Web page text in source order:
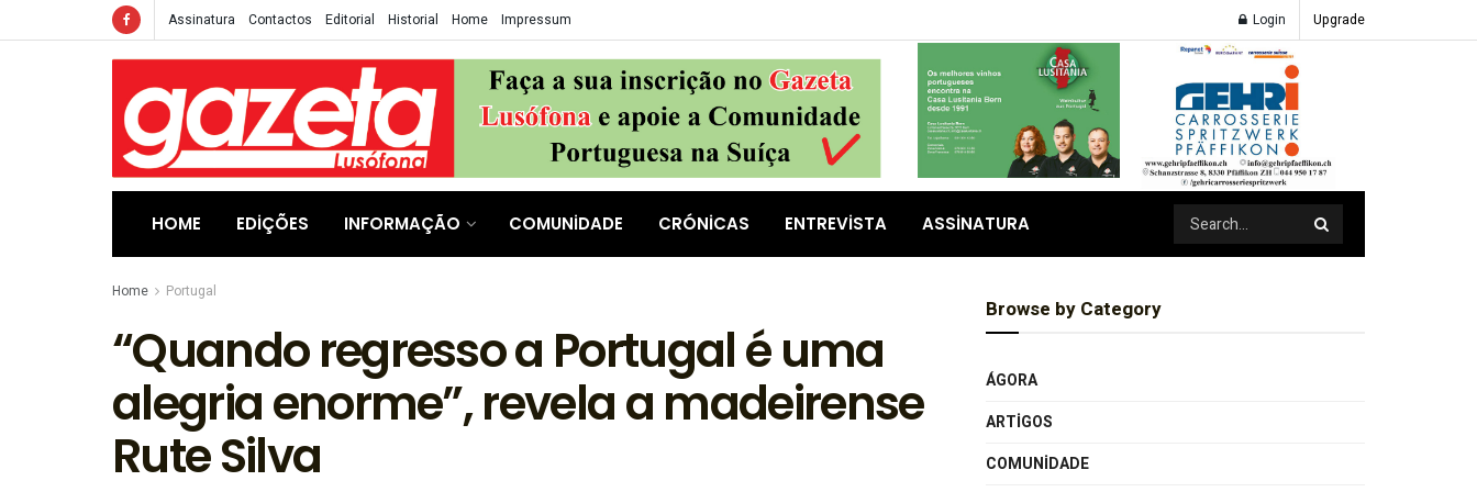
Assinatura Contactos Editorial Historial Home Impressum Login Upgrade
HOME EDIÇÕES INFORMAÇÃO COMUNIDADE CRÓNICAS ENTREVISTA ASSINATURA
Home Portugal
“Quando regresso a Portugal é uma
alegria enorme”, revela a madeirense
Rute Silva
Browse by Category
ÁGORA
ARTIGOS
COMUNIDADE